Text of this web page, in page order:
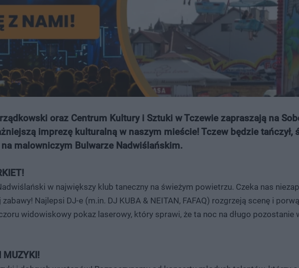
oraz Centrum Kultury i Sztuki w Tczewie zapraszają na
imprezę kulturalną w naszym mieście! Tczew będzie tańczył,
malowniczym Bulwarze Nadwiślańskim.
w największy klub taneczny na świeżym powietrzu. Czeka nas
Najlepsi DJ-e (m.in. DJ KUBA & NEITAN, FAFAQ) rozgrzeją scenę i porwą
widowiskowy pokaz laserowy, który sprawi, że ta noc na długo pozostanie
MUZYKI!